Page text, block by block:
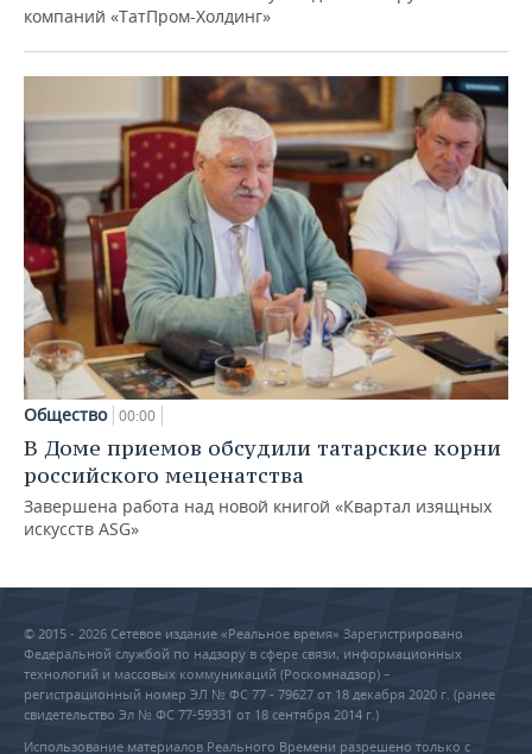
компаний «ТатПром-Холдинг»
Общество 00:00
В Доме приемов обсудили татарские корни
российского меценатства
Завершена работа над новой книгой «Квартал изящных
искусств ASG»
© 2015 - 2026 Сетевое издание «Реальное время» Зарегистрировано
Федеральной службой по надзору в сфере связи, информационных
технологий и массовых коммуникаций (Роскомнадзор) –
регистрационный номер ЭЛ № ФС 77 - 79627 от 18 декабря 2020 г. (ранее
свидетельство Эл № ФС 77-59331 от 18 сентября 2014 г.)
Использование материалов Реального Времени разрешено только с